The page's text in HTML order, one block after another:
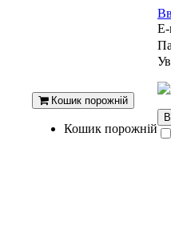
Кошик порожній
Кошик порожній